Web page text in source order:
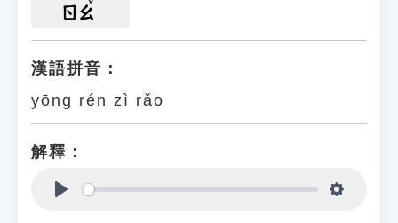
教學應用
貓頭鷹博士
ㄖㄠ
漢語拼音：
yōng rén zì rǎo
解釋：